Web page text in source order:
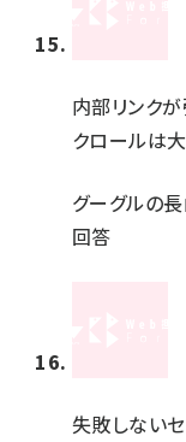
内部リンク
クロールは
グーグルの
回答
失敗しない